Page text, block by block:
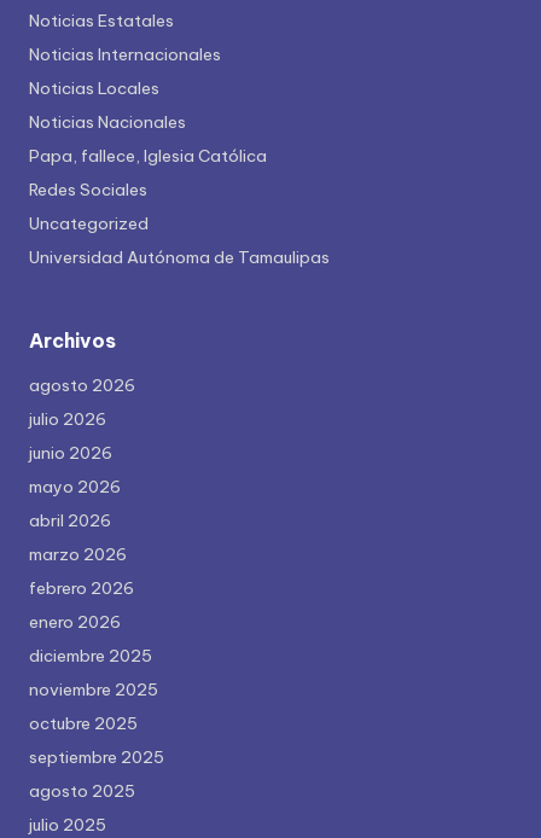
Noticias Estatales
Noticias Internacionales
Noticias Locales
Noticias Nacionales
Papa, fallece, Iglesia Católica
Redes Sociales
Uncategorized
Universidad Autónoma de Tamaulipas
Archivos
agosto 2026
julio 2026
junio 2026
mayo 2026
abril 2026
marzo 2026
febrero 2026
enero 2026
diciembre 2025
noviembre 2025
octubre 2025
septiembre 2025
agosto 2025
julio 2025